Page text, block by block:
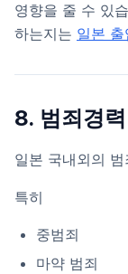
영향을 줄 수 있
하는지는 일본
8. 범죄경력
일본 국내외의
특히
중범죄
마약 범죄